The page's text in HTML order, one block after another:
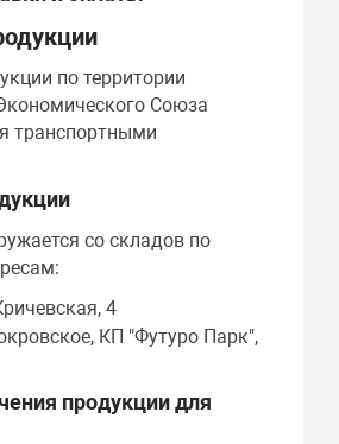
по территории
Союза
транспортными
со складов по
4
КП "Футуро Парк",
продукции для